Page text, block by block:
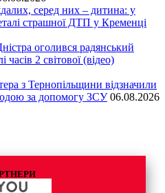
серед них – дитина: у
страшної ДТП у Кременці
оголився радянський
часів 2 світової (відео)
з Тернопільщини відзначили
за допомогу ЗСУ 06.08.2026